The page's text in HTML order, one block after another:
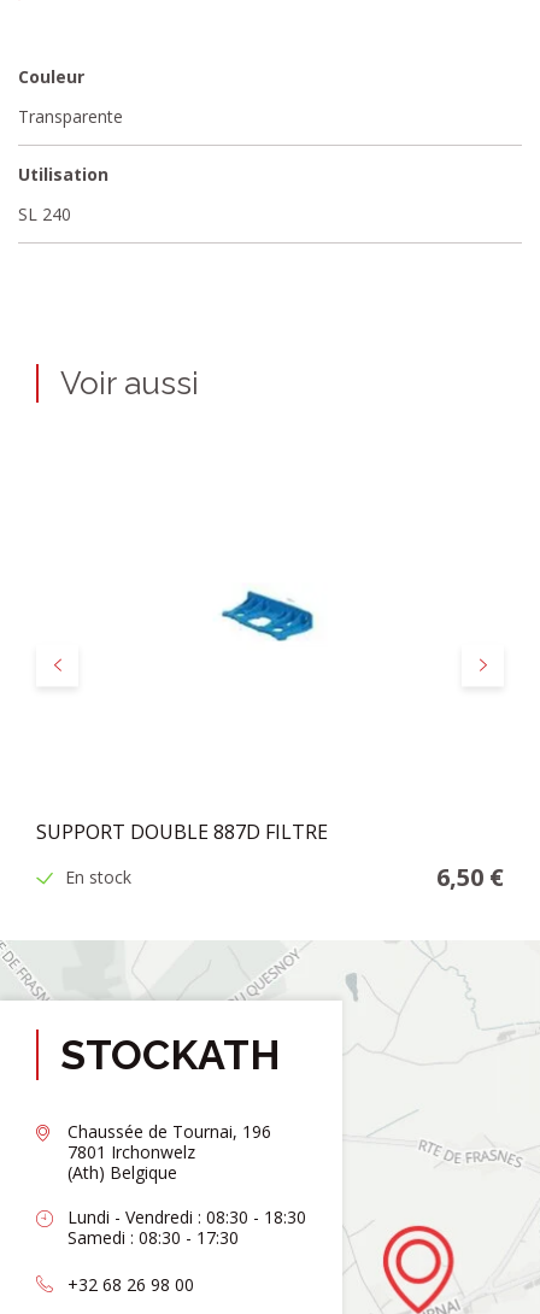
Couleur
Transparente
Utilisation
SL 240
Voir aussi
Précédent Suivant
SUPPORT DOUBLE 887D FILTRE
En stock 6,50 €
STOCKATH
Chaussée de Tournai, 196
7801 Irchonwelz
(Ath) Belgique
Lundi - Vendredi : 08:30 - 18:30
Samedi : 08:30 - 17:30
+32 68 26 98 00